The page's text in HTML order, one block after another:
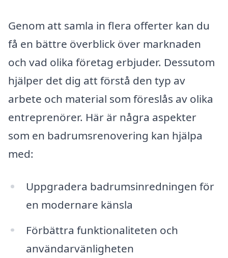
Genom att samla in flera offerter kan du
få en bättre överblick över marknaden
och vad olika företag erbjuder. Dessutom
hjälper det dig att förstå den typ av
arbete och material som föreslås av olika
entreprenörer. Här är några aspekter
som en badrumsrenovering kan hjälpa
med:
Uppgradera badrumsinredningen för
en modernare känsla
Förbättra funktionaliteten och
användarvänligheten